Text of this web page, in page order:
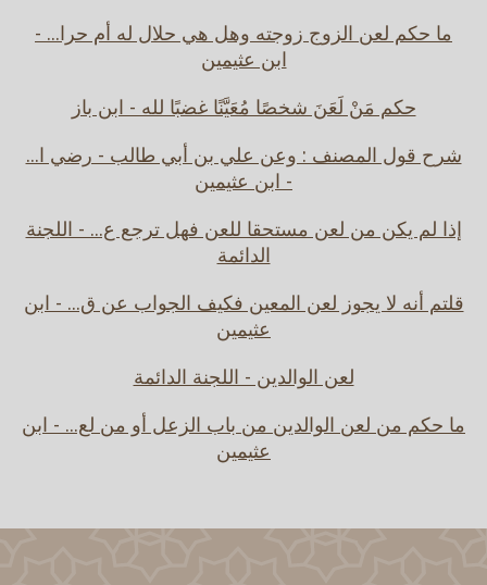
ما حكم لعن الزوج زوجته وهل هي حلال له أم حرا... -
ابن عثيمين
حكم مَنْ لَعَنَ شخصًا مُعَيَّنًا غضبًا لله - ابن باز
شرح قول المصنف : وعن علي بن أبي طالب - رضي ا...
- ابن عثيمين
إذا لم يكن من لعن مستحقا للعن فهل ترجع ع... - اللجنة
الدائمة
قلتم أنه لا يجوز لعن المعين فكيف الجواب عن ق... - ابن
عثيمين
لعن الوالدين - اللجنة الدائمة
ما حكم من لعن الوالدين من باب الزعل أو من لع... - ابن
عثيمين